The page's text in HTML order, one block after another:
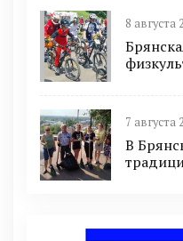
8 августа
7 августа
В